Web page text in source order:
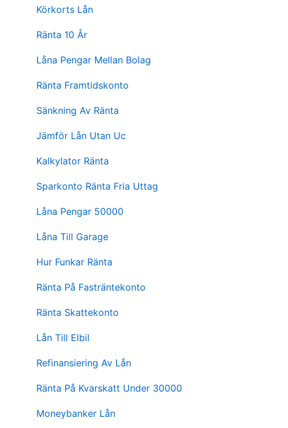
Körkorts Lån
Ränta 10 År
Låna Pengar Mellan Bolag
Ränta Framtidskonto
Sänkning Av Ränta
Jämför Lån Utan Uc
Kalkylator Ränta
Sparkonto Ränta Fria Uttag
Låna Pengar 50000
Låna Till Garage
Hur Funkar Ränta
Ränta På Fasträntekonto
Ränta Skattekonto
Lån Till Elbil
Refinansiering Av Lån
Ränta På Kvarskatt Under 30000
Moneybanker Lån